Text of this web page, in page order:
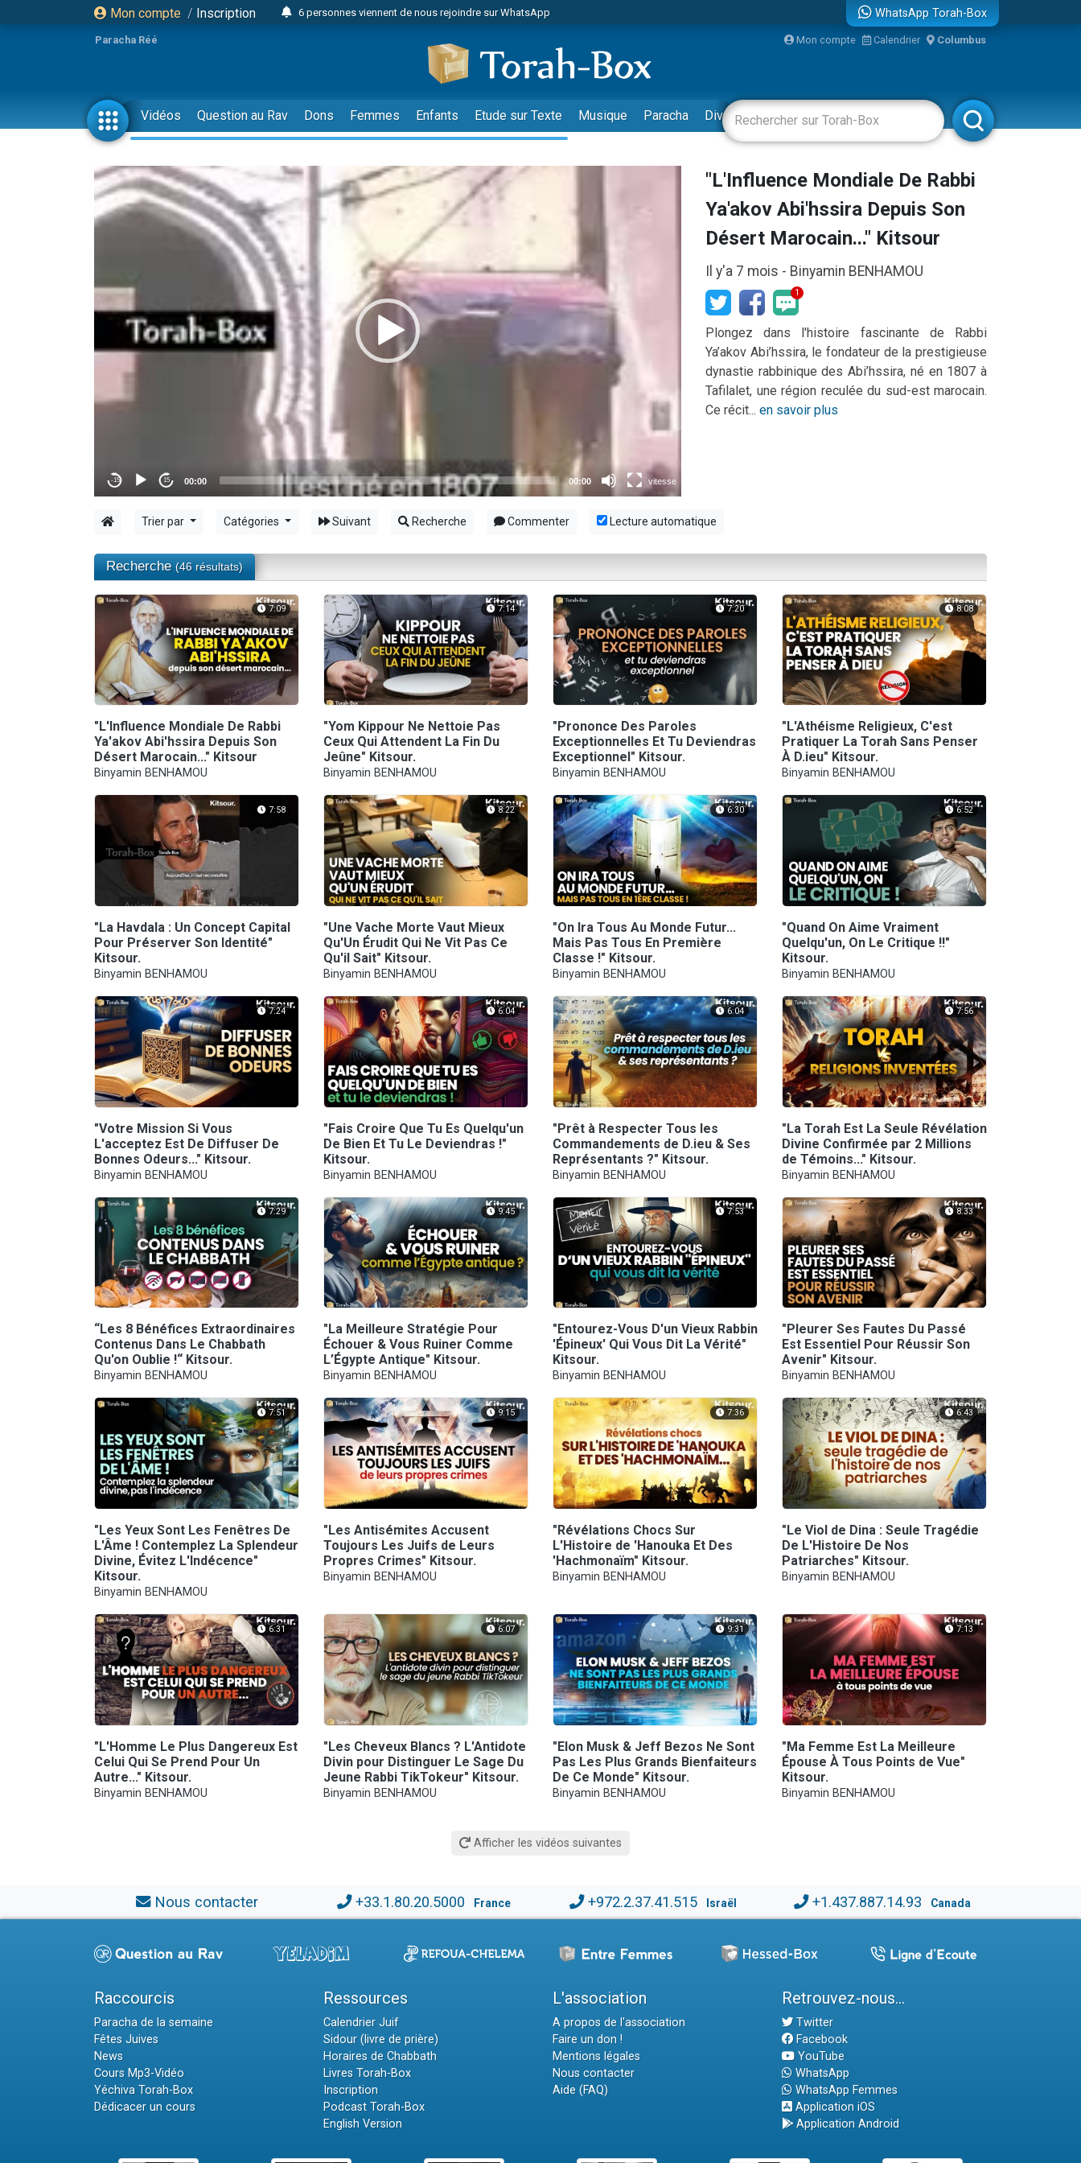
Mon compte / Inscription
4 personnes viennent de faire un don pour Reloger Rivka, 6 enfants, victime de violences...
2 personnes viennent de faire un don pour 1 Journée de Vacances Pour les Enfants
17 personnes viennent de demander une bénédiction
Il reste 49 places pour étudier en groupe sur Zoom
23 personnes viennent de faire un don pour Diane, 80 ans, dans un appartement insalubre
4 personnes viennent de nous rejoindre sur WhatsApp
3 personnes viennent de nous rejoindre sur WhatsApp
3 personnes viennent de faire un don pour 5 jours de vacances aux Orphelins
Odaya vient de donner son Maasser
13 personnes viennent de demander une bénédiction
2 personnes viennent de nous rejoindre sur WhatsApp
30 personnes viennent de faire un don pour Sauvez la jambe de Yohan
Il reste 49 places pour étudier en groupe sur Zoom
12 nouvelles musiques dans Torah-Box Music
3 personnes viennent de nous rejoindre sur WhatsApp
2 personnes viennent de nous rejoindre sur WhatsApp
2 personnes viennent de nous rejoindre sur WhatsApp
WhatsApp Torah-Box
Paracha Réé Mon compte Calendrier Columbus
Vidéos Question au Rav Dons Femmes Enfants Etude sur Texte Musique Paracha Divertissements Livres Rabbanim
"L'Influence Mondiale De Rabbi
Ya'akov Abi'hssira Depuis Son
Désert Marocain..." Kitsour
Il y'a 7 mois - Binyamin BENHAMOU
1
Plongez dans l'histoire fascinante de Rabbi
Ya’akov Abi’hssira, le fondateur de la prestigieuse
dynastie rabbinique des Abi’hssira, né en 1807 à
Tafilalet, une région reculée du sud-est marocain.
Ce récit... en savoir plus
Trier par Catégories Suivant Recherche Commenter Lecture automatique
Recherche (46 résultats)
7:09
"L'Influence Mondiale De Rabbi
Ya'akov Abi'hssira Depuis Son
Désert Marocain..." Kitsour
Binyamin BENHAMOU
7:14
"Yom Kippour Ne Nettoie Pas
Ceux Qui Attendent La Fin Du
Jeûne" Kitsour.
Binyamin BENHAMOU
7:20
"Prononce Des Paroles
Exceptionnelles Et Tu Deviendras
Exceptionnel" Kitsour.
Binyamin BENHAMOU
8:08
"L'Athéisme Religieux, C'est
Pratiquer La Torah Sans Penser
À D.ieu" Kitsour.
Binyamin BENHAMOU
7:58
"La Havdala : Un Concept Capital
Pour Préserver Son Identité"
Kitsour.
Binyamin BENHAMOU
8:22
"Une Vache Morte Vaut Mieux
Qu'Un Érudit Qui Ne Vit Pas Ce
Qu'il Sait" Kitsour.
Binyamin BENHAMOU
6:30
"On Ira Tous Au Monde Futur...
Mais Pas Tous En Première
Classe !" Kitsour.
Binyamin BENHAMOU
6:52
"Quand On Aime Vraiment
Quelqu'un, On Le Critique !!"
Kitsour.
Binyamin BENHAMOU
7:24
"Votre Mission Si Vous
L'acceptez Est De Diffuser De
Bonnes Odeurs..." Kitsour.
Binyamin BENHAMOU
6:04
"Fais Croire Que Tu Es Quelqu'un
De Bien Et Tu Le Deviendras !"
Kitsour.
Binyamin BENHAMOU
6:04
"Prêt à Respecter Tous les
Commandements de D.ieu & Ses
Représentants ?" Kitsour.
Binyamin BENHAMOU
7:56
"La Torah Est La Seule Révélation
Divine Confirmée par 2 Millions
de Témoins..." Kitsour.
Binyamin BENHAMOU
7:29
“Les 8 Bénéfices Extraordinaires
Contenus Dans Le Chabbath
Qu'on Oublie !“ Kitsour.
Binyamin BENHAMOU
9:45
"La Meilleure Stratégie Pour
Échouer & Vous Ruiner Comme
L’Égypte Antique" Kitsour.
Binyamin BENHAMOU
7:53
"Entourez-Vous D'un Vieux Rabbin
'Épineux' Qui Vous Dit La Vérité"
Kitsour.
Binyamin BENHAMOU
8:33
"Pleurer Ses Fautes Du Passé
Est Essentiel Pour Réussir Son
Avenir" Kitsour.
Binyamin BENHAMOU
7:51
"Les Yeux Sont Les Fenêtres De
L'Âme ! Contemplez La Splendeur
Divine, Évitez L'Indécence"
Kitsour.
Binyamin BENHAMOU
9:15
"Les Antisémites Accusent
Toujours Les Juifs de Leurs
Propres Crimes" Kitsour.
Binyamin BENHAMOU
7:36
"Révélations Chocs Sur
L'Histoire de 'Hanouka Et Des
'Hachmonaïm" Kitsour.
Binyamin BENHAMOU
6:43
"Le Viol de Dina : Seule Tragédie
De L'Histoire De Nos
Patriarches" Kitsour.
Binyamin BENHAMOU
6:31
"L'Homme Le Plus Dangereux Est
Celui Qui Se Prend Pour Un
Autre..." Kitsour.
Binyamin BENHAMOU
6:07
"Les Cheveux Blancs ? L'Antidote
Divin pour Distinguer Le Sage Du
Jeune Rabbi TikTokeur" Kitsour.
Binyamin BENHAMOU
9:31
"Elon Musk & Jeff Bezos Ne Sont
Pas Les Plus Grands Bienfaiteurs
De Ce Monde" Kitsour.
Binyamin BENHAMOU
7:13
"Ma Femme Est La Meilleure
Épouse À Tous Points de Vue"
Kitsour.
Binyamin BENHAMOU
Afficher les vidéos suivantes
Nous contacter +33.1.80.20.5000 France +972.2.37.41.515 Israël +1.437.887.14.93 Canada
Raccourcis
Paracha de la semaine
Fêtes Juives
News
Cours Mp3-Vidéo
Yéchiva Torah-Box
Dédicacer un cours
Ressources
Calendrier Juif
Sidour (livre de prière)
Horaires de Chabbath
Livres Torah-Box
Inscription
Podcast Torah-Box
English Version
L'association
A propos de l'association
Faire un don !
Mentions légales
Nous contacter
Aide (FAQ)
Retrouvez-nous...
Twitter
Facebook
YouTube
WhatsApp
WhatsApp Femmes
Application iOS
Application Android